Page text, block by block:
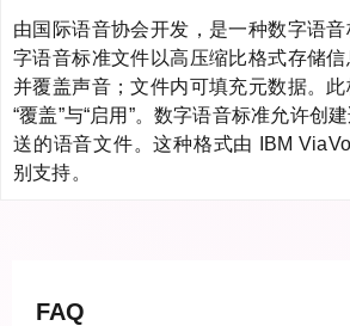
由国际语音协会开发，是一种数字语
字语音标准文件以高压缩比格式存储
并覆盖声音；文件内可填充元数据。此
“覆盖”与“启用”。数字语音标准允许创
送的语音文件。这种格式由 IBM
别支持。
FAQ